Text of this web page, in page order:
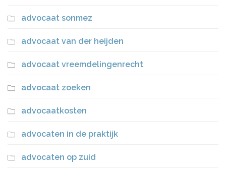
advocaat sonmez
advocaat van der heijden
advocaat vreemdelingenrecht
advocaat zoeken
advocaatkosten
advocaten in de praktijk
advocaten op zuid